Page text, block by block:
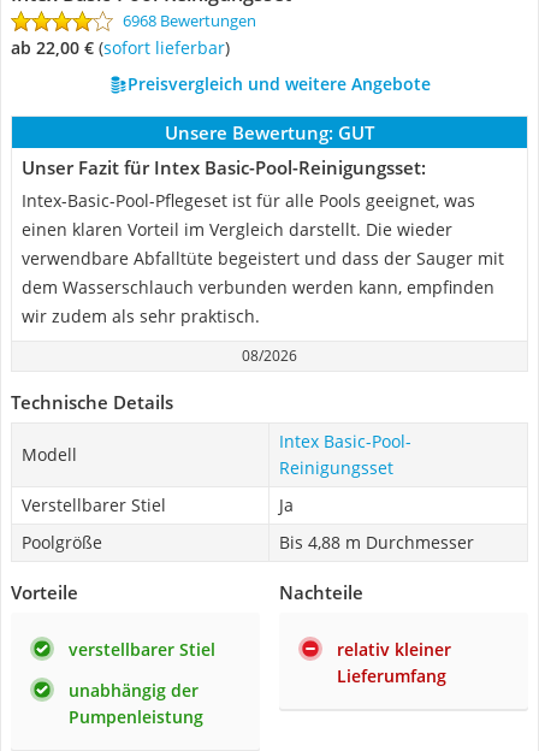
6968 Bewertungen
ab 22,00 € ( Sofort lieferbar)
Preisvergleich und weitere Angebote
Unsere Bewertung: GUT
Unser Fazit für Intex Basic-Pool-Reinigungsset:
Intex-Basic-Pool-Pflegeset ist für alle Pools geeignet, was
einen klaren Vorteil im Vergleich darstellt. Die wieder
verwendbare Abfalltüte begeistert und dass der Sauger mit
dem Wasserschlauch verbunden werden kann, empfinden
wir zudem als sehr praktisch.
08/2026
Technische Details
Modell
Intex Basic-Pool-
Reinigungsset
Verstellbarer Stiel
Ja
Poolgröße
Bis 4,88 m Durchmesser
Vorteile
verstellbarer Stiel
unabhängig der
Pumpenleistung
Nachteile
relativ kleiner
Lieferumfang